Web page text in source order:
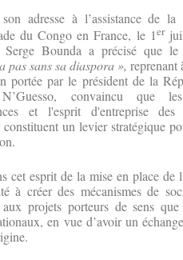
adresse à l’assistance de
du Congo en France, le 1er
Serge Bounda a précisé que le
pas sans sa diaspora », reprenant
portée par le président de la
N’Guesso, convaincu que
et l'esprit d'entreprise
constituent un levier stratégique
cet esprit de la mise en place de
à créer des mécanismes de
aux projets porteurs de sens
en vue d’avoir un